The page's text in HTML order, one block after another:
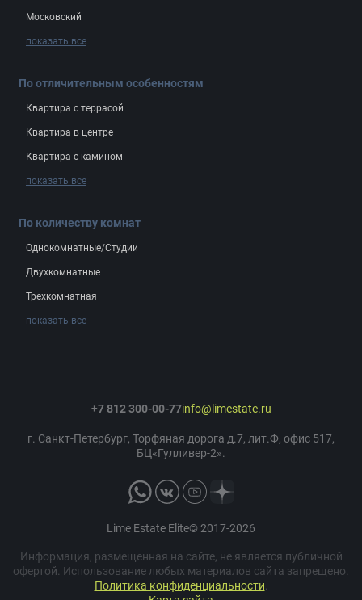
Московский
показать все
По отличительным особенностям
Квартира с террасой
Квартира в центре
Квартира с камином
показать все
По количеству комнат
Однокомнатные/Студии
Двухкомнатные
Трехкомнатная
показать все
Lime Estate Elite© 2017-2026
Информация, размещенная на сайте, не является публичной
офертой. Использование любых материалов сайта запрещено.
Политика конфиденциальности
+7 812 300-00-77info@limestate.ru
г. Санкт-Петербург, Торфяная дорога д.7, лит.Ф, офис 517,
БЦ«Гулливер-2».